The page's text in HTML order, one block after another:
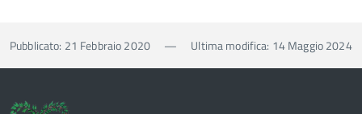
Pubblicato: 21 Febbraio 2020 — Ultima modifica: 14 Maggio 2024